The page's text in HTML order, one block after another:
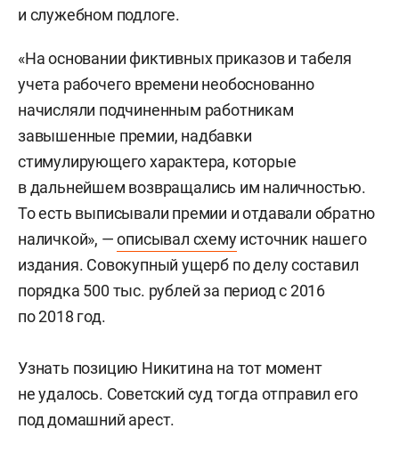
и служебном подлоге.
«На основании фиктивных приказов и табеля
учета рабочего времени необоснованно
начисляли подчиненным работникам
завышенные премии, надбавки
стимулирующего характера, которые
в дальнейшем возвращались им наличностью.
То есть выписывали премии и отдавали обратно
наличкой», —описывал схемуисточник нашего
издания. Совокупный ущерб по делу составил
порядка 500 тыс. рублей за период с 2016
по 2018 год.
Узнать позицию Никитина на тот момент
не удалось. Советский суд тогда отправил его
под домашний арест.